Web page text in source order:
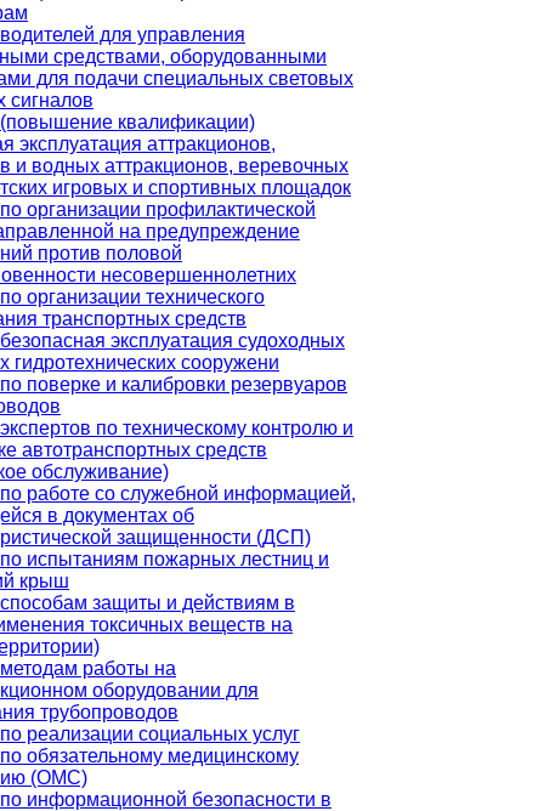
для управления
средствами, оборудованными
для подачи специальных световых
сигналов
квалификации)
эксплуатация аттракционов,
и водных аттракционов, веревочных
игровых и спортивных площадок
организации профилактической
на предупреждение
против половой
несовершеннолетних
организации технического
транспортных средств
эксплуатация судоходных
гидротехнических сооружени
поверке и калибровки резервуаров
по техническому контролю и
автотранспортных средств
обслуживание)
работе со служебной информацией,
в документах об
защищенности (ДСП)
испытаниям пожарных лестниц и
крыш
защиты и действиям в
токсичных веществ на
работы на
оборудовании для
трубопроводов
реализации социальных услуг
обязательному медицинскому
(ОМС)
информационной безопасности в